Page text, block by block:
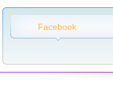
Facebook